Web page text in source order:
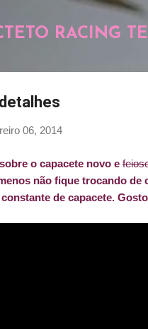
RACING
06, 2014
o capacete novo e
não fique trocando de
de capacete.